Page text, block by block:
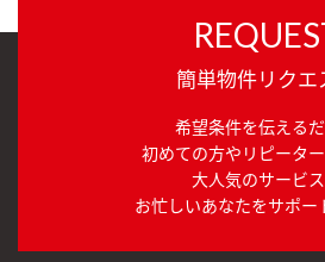
簡単物件リクエ
希望条件を伝えるだ
初めての方やリピータ
大人気のサービス
お忙しいあなたをサポー